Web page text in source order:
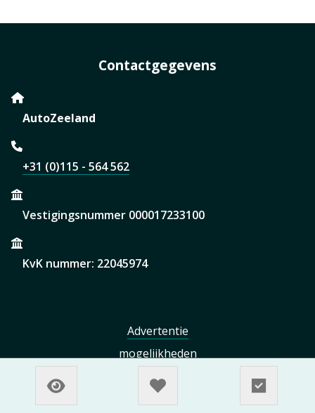
Contactgegevens
AutoZeeland
+31 (0)115 - 564 562
Vestigingsnummer 000017233100
KvK nummer: 22045974
Advertentie
mogelijkheden
Plaats uw eigen aanbod